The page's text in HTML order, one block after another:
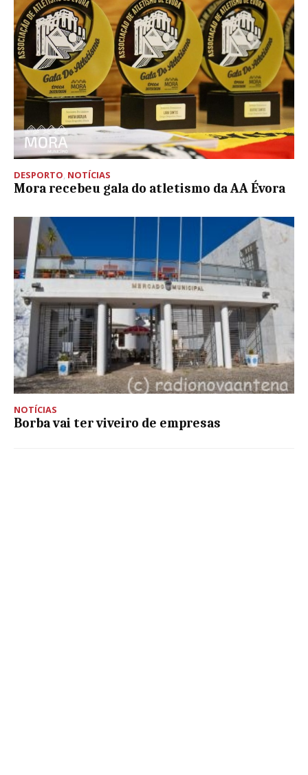
DESPORTO, NOTÍCIAS
Mora recebeu gala do atletismo da AA Évora
NOTÍCIAS
Borba vai ter viveiro de empresas